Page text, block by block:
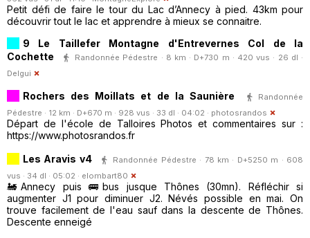
Petit défi de faire le tour du Lac d’Annecy à pied. 43km pour
découvrir tout le lac et apprendre à mieux se connaitre.
9 Le Taillefer Montagne d'Entrevernes Col de la
Cochette
Randonnée Pédestre · 8 km · D+730 m · 420 vus · 26 dl ·
Delgui
Rochers des Moillats et de la Saunière
Randonnée
Pédestre · 12 km · D+670 m · 928 vus · 33 dl · 04:02 · photosrandos
Départ de l'école de Talloires Photos et commentaires sur :
https://www.photosrandos.fr
Les Aravis v4
Randonnée Pédestre · 78 km · D+5250 m · 608
vus · 34 dl · 05:02 · elombart80
🚂Annecy puis 🚌bus jusque Thônes (30mn). Réfléchir si
augmenter J1 pour diminuer J2. Névés possible en mai. On
trouve facilement de l'eau sauf dans la descente de Thônes.
Descente enneigé